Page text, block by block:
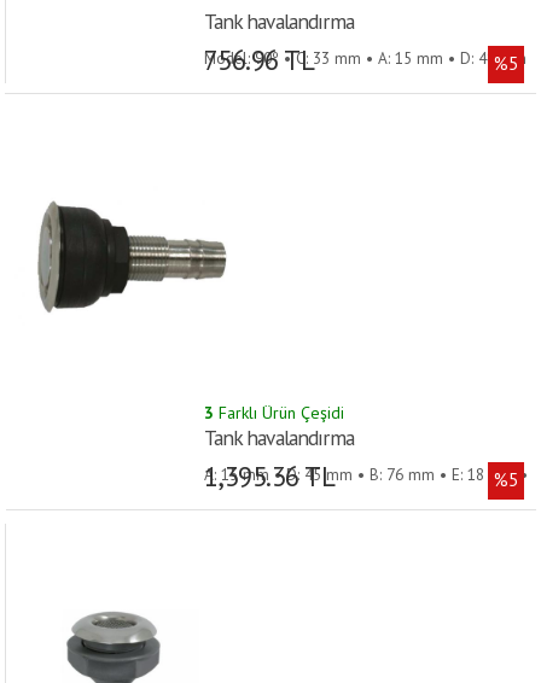
Tank havalandırma
Model: 90º • C: 33 mm • A: 15 mm • D: 48 mm
756.96 TL %5
3 Farklı Ürün Çeşidi
Tank havalandırma
A: 15 mm • D: 45 mm • B: 76 mm • E: 18 mm •
Model: Düz • C: 35 mm •
1,395.36 TL %5